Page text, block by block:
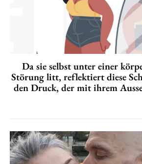
Da sie selbst unter einer
Störung litt, reflektiert diese
den Druck, der mit ihrem